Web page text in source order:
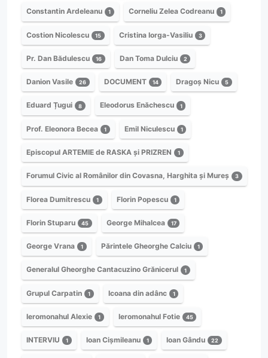
Constantin Ardeleanu 1 Corneliu Zelea Codreanu 1
Costion Nicolescu 15 Cristina Iorga-Vasiliu 3
Pr. Dan Bădulescu 16 Dan Toma Dulciu 2
Danion Vasile 26 DOCUMENT 14 Dragoș Nicu 5
Eduard Țugui 8 Eleodorus Enăchescu 1
Prof. Eleonora Becea 1 Emil Niculescu 1
Episcopul ARTEMIE de RASKA și PRIZREN 1
Forumul Civic al Românilor din Covasna, Harghita și Mureș 3
Florea Dumitrescu 1 Florin Popescu 1
Florin Stuparu 45 George Mihalcea 17
George Vrana 1 Părintele Gheorghe Calciu 1
Generalul Gheorghe Cantacuzino Grănicerul 1
Grupul Carpatin 1 Icoana din adânc 1
Ieromonahul Alexie 1 Ieromonahul Fotie 45
INTERVIU 1 Ioan Cișmileanu 1 Ioan Gându 22